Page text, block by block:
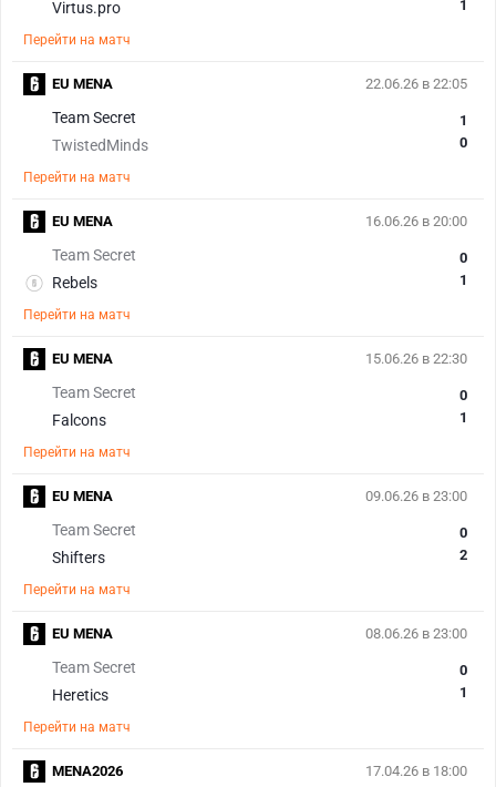
Virtus.pro 1
Перейти на матч
22.06.26 в 22:05
Team Secret
TwistedMinds
1
0
Перейти на матч
EU MENA
16.06.26 в 20:00
Team Secret
Rebels
0
1
Перейти на матч
EU MENA
15.06.26 в 22:30
Team Secret
Falcons
0
1
Перейти на матч
EU MENA
09.06.26 в 23:00
Team Secret
Shifters
0
2
Перейти на матч
EU MENA
08.06.26 в 23:00
Team Secret
Heretics
0
1
Перейти на матч
EU MENA
17.04.26 в 18:00
MENA2026